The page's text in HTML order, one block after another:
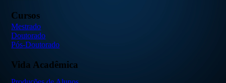
Cursos
Mestrado
Doutorado
Pós-Doutorado
Vida Acadêmica